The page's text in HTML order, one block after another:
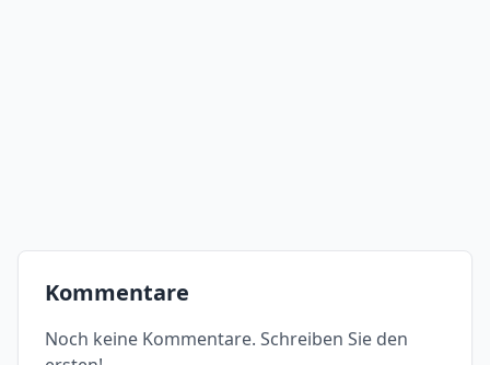
Kommentare
Noch keine Kommentare. Schreiben Sie den